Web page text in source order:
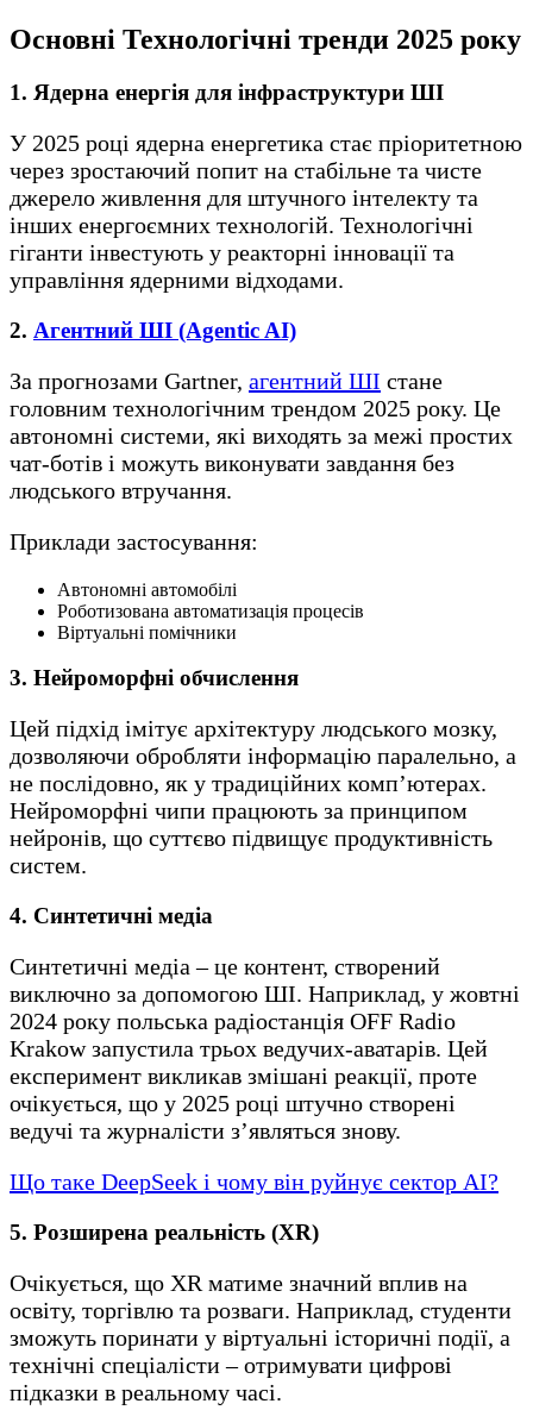
Основні Технологічні тренди 2025 року
1. Ядерна енергія для інфраструктури ШІ
У 2025 році ядерна енергетика стає пріоритетною
через зростаючий попит на стабільне та чисте
джерело живлення для штучного інтелекту та
інших енергоємних технологій. Технологічні
гіганти інвестують у реакторні інновації та
управління ядерними відходами.
2. Агентний ШІ (Agentic AI)
За прогнозами Gartner, агентний ШІ стане
головним технологічним трендом 2025 року. Це
автономні системи, які виходять за межі простих
чат-ботів і можуть виконувати завдання без
людського втручання.
Приклади застосування:
Автономні автомобілі
Роботизована автоматизація процесів
Віртуальні помічники
3. Нейроморфні обчислення
Цей підхід імітує архітектуру людського мозку,
дозволяючи обробляти інформацію паралельно, а
не послідовно, як у традиційних комп’ютерах.
Нейроморфні чипи працюють за принципом
нейронів, що суттєво підвищує продуктивність
систем.
4. Синтетичні медіа
Синтетичні медіа – це контент, створений
виключно за допомогою ШІ. Наприклад, у жовтні
2024 року польська радіостанція OFF Radio
Krakow запустила трьох ведучих-аватарів. Цей
експеримент викликав змішані реакції, проте
очікується, що у 2025 році штучно створені
ведучі та журналісти з’являться знову.
Що таке DeepSeek і чому він руйнує сектор АІ?
5. Розширена реальність (XR)
Очікується, що XR матиме значний вплив на
освіту, торгівлю та розваги. Наприклад, студенти
зможуть поринати у віртуальні історичні події, а
технічні спеціалісти – отримувати цифрові
підказки в реальному часі.